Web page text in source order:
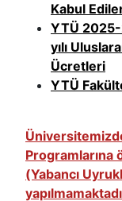
Kabul
YTÜ
yılı
Ücretleri
​YTÜ
Programlarına
(Yabancı